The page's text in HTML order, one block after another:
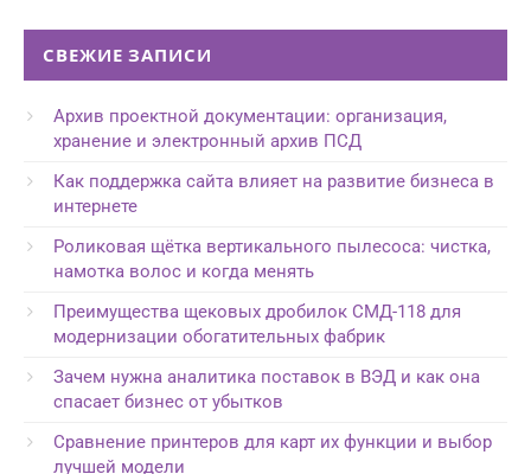
СВЕЖИЕ ЗАПИСИ
Архив проектной документации: организация,
хранение и электронный архив ПСД
Как поддержка сайта влияет на развитие бизнеса в
интернете
Роликовая щётка вертикального пылесоса: чистка,
намотка волос и когда менять
Преимущества щековых дробилок СМД-118 для
модернизации обогатительных фабрик
Зачем нужна аналитика поставок в ВЭД и как она
спасает бизнес от убытков
Сравнение принтеров для карт их функции и выбор
лучшей модели